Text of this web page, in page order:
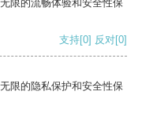
限的流畅体验和安全性保
支持[0] 反对[0]
限的隐私保护和安全性保